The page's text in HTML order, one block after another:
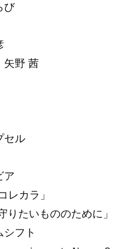
び
矢野 茜
セル
ア
レカラ」
りたいもののために」
フト